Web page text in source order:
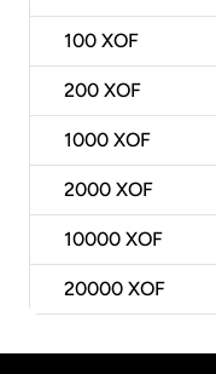
100 XOF
200 XOF
1000 XOF
2000 XOF
10000 XOF
20000 XOF